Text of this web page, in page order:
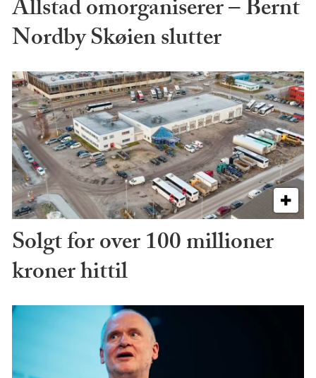
Allstad omorganiserer – Bernt
Nordby Skøien slutter
Solgt for over 100 millioner
kroner hittil